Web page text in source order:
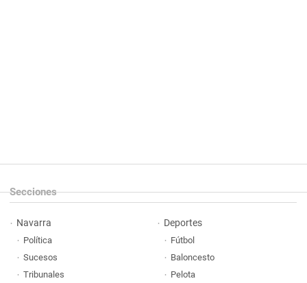
Secciones
Navarra
Política
Sucesos
Tribunales
Deportes
Fútbol
Baloncesto
Pelota